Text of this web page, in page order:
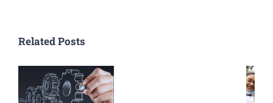
Related Posts